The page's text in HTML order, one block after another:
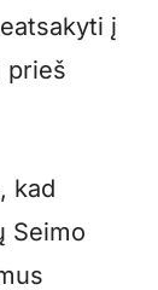
į
prieš
kad
Seimo